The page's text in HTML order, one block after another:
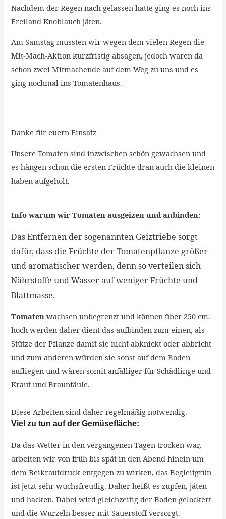
Nachdem der Regen nach gelassen hatte ging es noch ins
Freiland Knoblauch jäten.
Am Samstag mussten wir wegen dem vielen Regen die
Mit-Mach-Aktion kurzfristig absagen, jedoch waren da
schon zwei Mitmachende auf dem Weg zu uns und es
ging nochmal ins Tomatenhaus.
Danke für euern Einsatz
Unsere Tomaten sind inzwischen schön gewachsen und
es hängen schon die ersten Früchte dran auch die kleinen
haben aufgeholt.
Info warum wir Tomaten ausgeizen und anbinden:
Das Entfernen der sogenannten Geiztriebe sorgt
dafür, dass die Früchte der Tomatenpflanze größer
und aromatischer werden, denn so verteilen sich
Nährstoffe und Wasser auf weniger Früchte und
Blattmasse.
Tomatenwachsen unbegrenzt und können über 250 cm.
hoch werden daher dient das aufbinden zum einen, als
Stütze der Pflanze damit sie nicht abknickt oder abbricht
und zum anderen würden sie sonst auf dem Boden
aufliegen und wären somit anfälliger für Schädlinge und
Kraut und Braunfäule.
Diese Arbeiten sind daher regelmäßig notwendig.
Viel zu tun auf der Gemüsefläche:
Da das Wetter in den vergangenen Tagen trocken war,
arbeiten wir von früh bis spät in den Abend hinein um
dem Beikrautdruck entgegen zu wirken, das Begleitgrün
ist jetzt sehr wuchsfreudig. Daher heißt es zupfen, jäten
und hacken. Dabei wird gleichzeitig der Boden gelockert
und die Wurzeln besser mit Sauerstoff versorgt.